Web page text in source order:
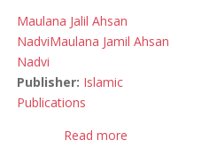
Maulana Jalil Ahsan
NadviMaulana Jamil Ahsan
Nadvi
Publisher: Islamic
Publications
Read more